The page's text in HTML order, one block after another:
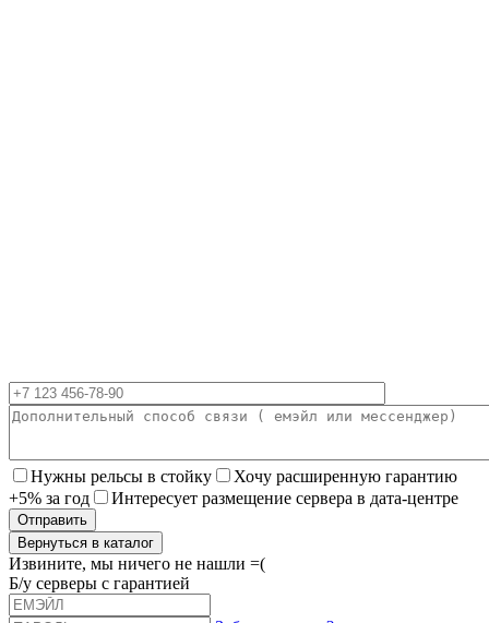
Нужны рельсы в стойку
Хочу расширенную гарантию
+5% за год
Интересует размещение сервера в дата-центре
Вернуться в каталог
Извините, мы ничего не нашли =(
Б/у серверы с гарантией